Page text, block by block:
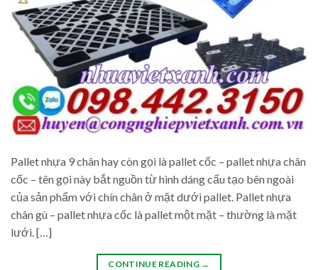
Pallet nhựa 9 chân hay còn gọi là pallet cốc – pallet nhựa chân
cốc – tên gọi này bắt nguồn từ hình dáng cấu tạo bên ngoài
của sản phẩm với chín chân ở mặt dưới pallet. Pallet nhựa
chân gù – pallet nhựa cốc là pallet một mặt – thường là mặt
lưới. […]
CONTINUE READING →